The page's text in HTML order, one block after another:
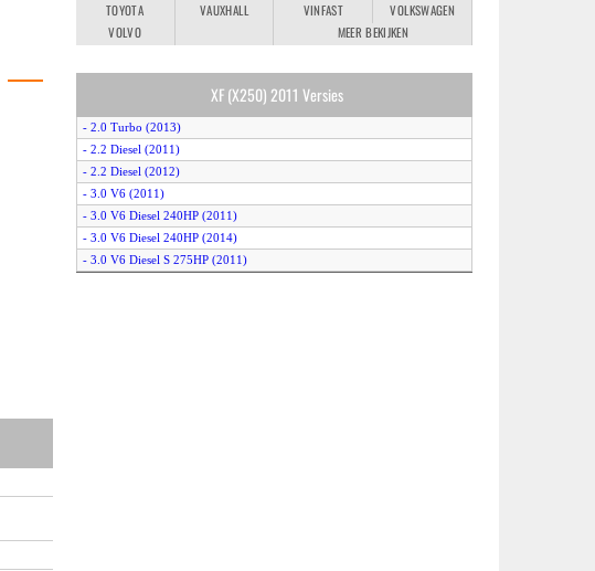
TOYOTA
VAUXHALL VINFAST
VOLKSWAGEN
VOLVO
MEER BEKIJKEN
XF (X250) 2011 Versies
- 2.0 Turbo (2013)
- 2.2 Diesel (2011)
- 2.2 Diesel (2012)
- 3.0 V6 (2011)
- 3.0 V6 Diesel 240HP (2011)
- 3.0 V6 Diesel 240HP (2014)
- 3.0 V6 Diesel S 275HP (2011)